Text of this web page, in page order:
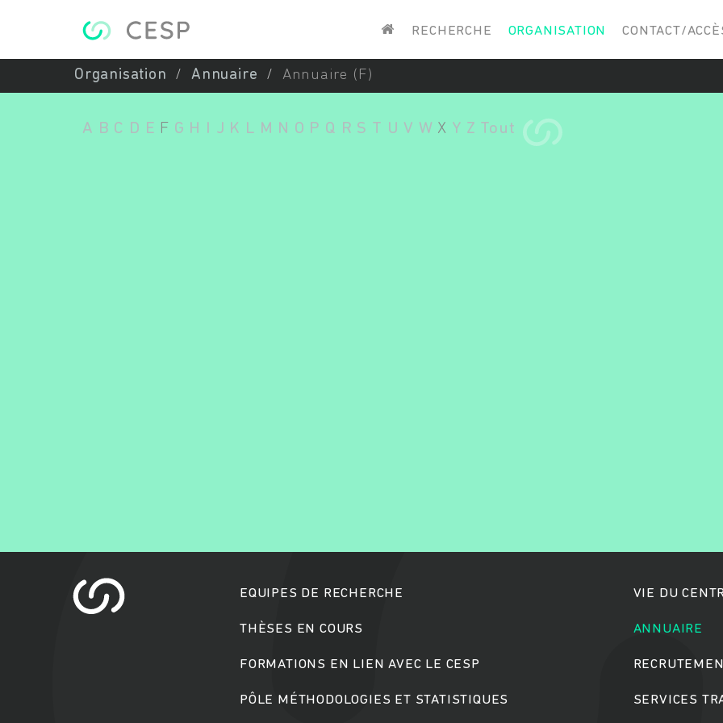
RECHERCHE ORGANISATION CONTACT/
Organisation Annuaire Annuaire (F)
A B C D E F G H J K L M N O P Q R S T U V W X Y Z Tout
EQUIPES DE RECHERCHE
THÈSES EN COURS
FORMATIONS EN LIEN AVEC LE CESP
PÔLE MÉTHODOLOGIES ET STATISTIQUES
VIE DU
ANNUAIRE
SERVICES